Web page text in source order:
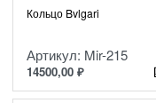
Кольцо Bvlgari
Артикул: Mir-215
14500,00 ₽